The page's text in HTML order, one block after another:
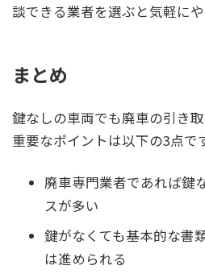
談できる業者を選ぶと気軽にや
まとめ
鍵なしの車両でも廃車の引き取
重要なポイントは以下の3点で
廃車専門業者であれば鍵
スが多い
鍵がなくても基本的な書
は進められる